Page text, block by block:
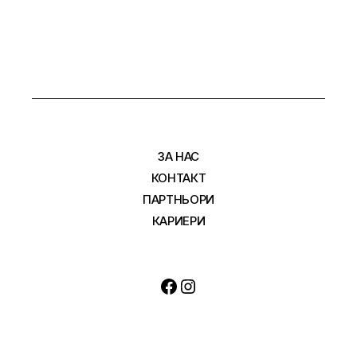
ЗА НАС
КОНТАКТ
ПАРТНЬОРИ
КАРИЕРИ